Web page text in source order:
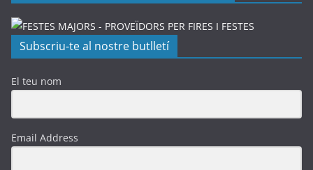
Subscriu-te al nostre butlletí
El teu nom
Email Address